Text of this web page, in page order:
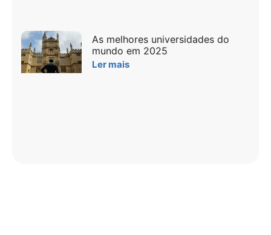
As melhores universidades do
mundo em 2025
Ler mais